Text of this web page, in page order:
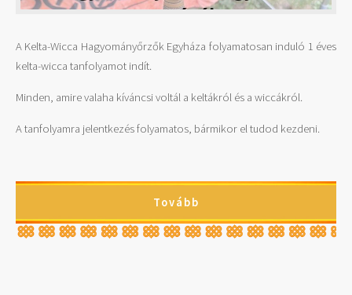
A Kelta-Wicca Hagyományőrzők Egyháza folyamatosan induló 1 éves
kelta-wicca tanfolyamot indít.
Minden, amire valaha kíváncsi voltál a keltákról és a wiccákról.
A tanfolyamra jelentkezés folyamatos, bármikor el tudod kezdeni.
Tovább